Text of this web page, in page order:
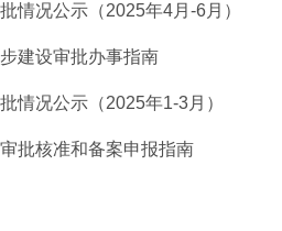
情况公示（2025年4月-6月）
建设审批办事指南
情况公示（2025年1-3月）
批核准和备案申报指南